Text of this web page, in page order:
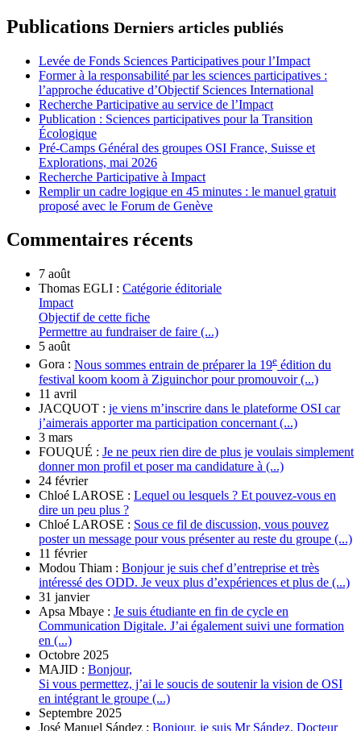
Publications Derniers articles publiés
Levée de Fonds Sciences Participatives pour l’Impact
Former à la responsabilité par les sciences participatives :
l’approche éducative d’Objectif Sciences International
Recherche Participative au service de l’Impact
Publication : Sciences participatives pour la Transition
Écologique
Pré-Camps Général des groupes OSI France, Suisse et
Explorations, mai 2026
Recherche Participative à Impact
Remplir un cadre logique en 45 minutes : le manuel gratuit
proposé avec le Forum de Genève
Commentaires récents
7 août
Thomas EGLI : Catégorie éditoriale
Impact
Objectif de cette fiche
Permettre au fundraiser de faire (...)
5 août
Gora : Nous sommes entrain de préparer la 19e édition du
festival koom koom à Ziguinchor pour promouvoir (...)
11 avril
JACQUOT : je viens m’inscrire dans le plateforme OSI car
j’aimerais apporter ma participation concernant (...)
3 mars
FOUQUÉ : Je ne peux rien dire de plus je voulais simplement
donner mon profil et poser ma candidature à (...)
24 février
Chloé LAROSE : Lequel ou lesquels ? Et pouvez-vous en
dire un peu plus ?
Chloé LAROSE : Sous ce fil de discussion, vous pouvez
poster un message pour vous présenter au reste du groupe (...)
11 février
Modou Thiam : Bonjour je suis chef d’entreprise et très
intéressé des ODD. Je veux plus d’expériences et plus de (...)
31 janvier
Apsa Mbaye : Je suis étudiante en fin de cycle en
Communication Digitale. J’ai également suivi une formation
en (...)
Octobre 2025
MAJID : Bonjour,
Si vous permettez, j’ai le soucis de soutenir la vision de OSI
en intégrant le groupe (...)
Septembre 2025
José Manuel Sández : Bonjour, je suis Mr Sández. Docteur